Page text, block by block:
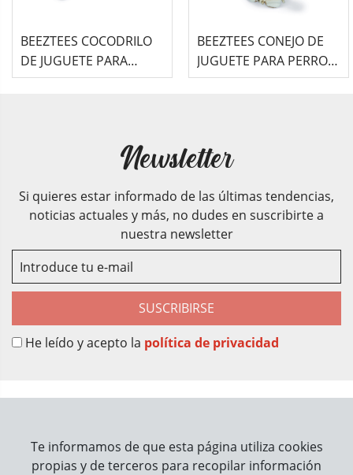
BEEZTEES COCODRILO
DE JUGUETE PARA
PERRO ECOLÓGICO -
BEEZTEES CONEJO DE
JUGUETE PARA PERRO
ECOLÓGICO - JENNO
Newsletter
Si quieres estar informado de las últimas tendencias,
noticias actuales y más, no dudes en suscribirte a
nuestra newsletter
SUSCRIBIRSE
He leído y acepto la política de privacidad
Información
Te informamos de que esta página utiliza cookies
propias y de terceros para recopilar información